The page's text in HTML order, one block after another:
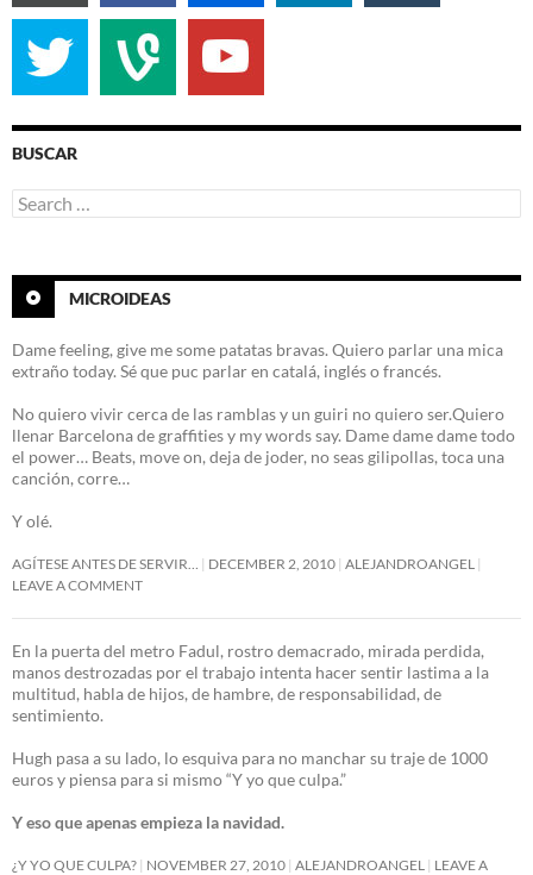
BUSCAR
Search
for:
MICROIDEAS
Dame feeling, give me some patatas bravas. Quiero parlar una mica
extraño today. Sé que puc parlar en catalá, inglés o francés.
No quiero vivir cerca de las ramblas y un guiri no quiero ser.Quiero
llenar Barcelona de graffities y my words say. Dame dame dame todo
el power… Beats, move on, deja de joder, no seas gilipollas, toca una
canción, corre…
Y olé.
AGÍTESE ANTES DE SERVIR… DECEMBER 2, 2010 ALEJANDROANGEL
LEAVE A COMMENT
En la puerta del metro Fadul, rostro demacrado, mirada perdida,
manos destrozadas por el trabajo intenta hacer sentir lastima a la
multitud, habla de hijos, de hambre, de responsabilidad, de
sentimiento.
Hugh pasa a su lado, lo esquiva para no manchar su traje de 1000
euros y piensa para si mismo “Y yo que culpa.”
Y eso que apenas empieza la navidad.
¿Y YO QUE CULPA? NOVEMBER 27, 2010 ALEJANDROANGEL
LEAVE A